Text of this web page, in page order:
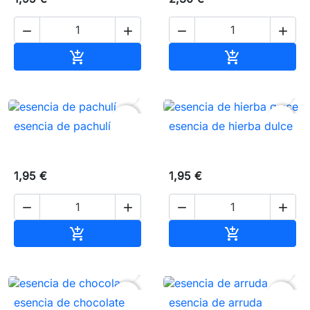
 

 

esencia de pachulí
1,95 €
 

favorite_border
esencia de hierba dulce
1,95 €
 

favorite_border
esencia de chocolate esencia de arruda